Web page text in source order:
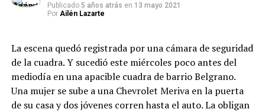
Publicado 5 años atrás en 13 mayo 2021
Por Ailén Lazarte
La escena quedó registrada por una cámara de seguridad
de la cuadra. Y sucedió este miércoles poco antes del
mediodía en una apacible cuadra de barrio Belgrano.
Una mujer se sube a una Chevrolet Meriva en la puerta
de su casa y dos jóvenes corren hasta el auto. La obligan